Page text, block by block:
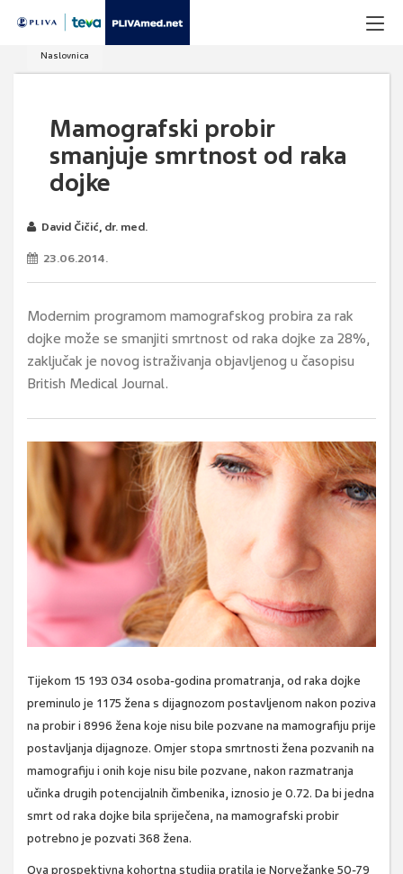
Naslovnica
Mamografski probir
smanjuje smrtnost od raka
dojke
David Čičić, dr. med.
23.06.2014.
Modernim programom mamografskog probira za rak
dojke može se smanjiti smrtnost od raka dojke za 28%,
zaključak je novog istraživanja objavljenog u časopisu
British Medical Journal.
Tijekom 15 193 034 osoba-godina promatranja, od raka dojke
preminulo je 1175 žena s dijagnozom postavljenom nakon poziva
na probir i 8996 žena koje nisu bile pozvane na mamografiju prije
postavljanja dijagnoze. Omjer stopa smrtnosti žena pozvanih na
mamografiju i onih koje nisu bile pozvane, nakon razmatranja
učinka drugih potencijalnih čimbenika, iznosio je 0.72. Da bi jedna
smrt od raka dojke bila spriječena, na mamografski probir
potrebno je pozvati 368 žena.
Ova prospektivna kohortna studija pratila je Norvežanke 50-79